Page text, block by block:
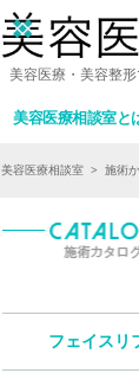
美容医療・美容整
美容医療相談室と
美容医療相談室 > 施術
フェイスリ